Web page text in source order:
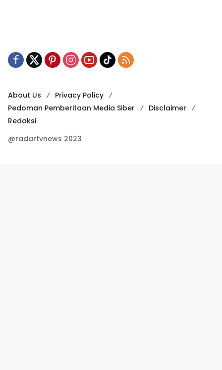
About Us
Privacy Policy
Pedoman Pemberitaan Media Siber
Disclaimer
Redaksi
@radartvnews 2023